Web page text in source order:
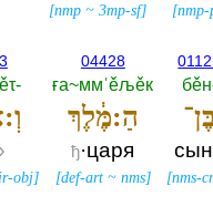
[
[nmp ~3mp-sf]
[nms-
04428
ға~ммˈěљěк
הַ:מֶּ֔לֶךְ
ђ·царя
[def-art~ nms]
obj]